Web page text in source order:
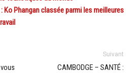
: Ko Phangan classée parmi les meilleures
Suivant
CAMBODGE – SANTÉ :